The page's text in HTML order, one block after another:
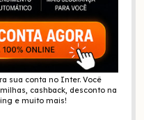
sua conta no Inter. Você
cashback, desconto na
e muito mais!